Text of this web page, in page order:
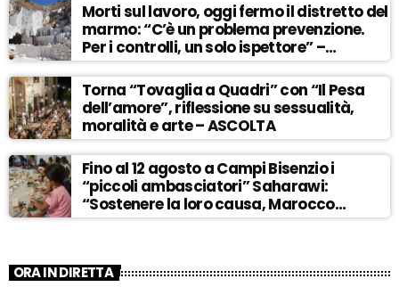
Morti sul lavoro, oggi fermo il distretto del
marmo: “C’è un problema prevenzione.
Per i controlli, un solo ispettore” –
ASCOLTA
Torna “Tovaglia a Quadri” con “Il Pesa
dell’amore”, riflessione su sessualità,
moralità e arte – ASCOLTA
Fino al 12 agosto a Campi Bisenzio i
“piccoli ambasciatori” Saharawi:
“Sostenere la loro causa, Marocco
sempre più invadente” – ASCOLTA
ORA IN DIRETTA